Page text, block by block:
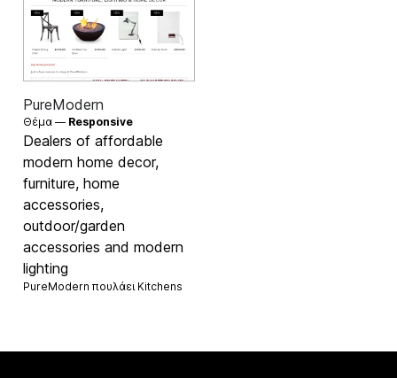
PureModern
Θέμα — Responsive
Dealers of affordable
modern home decor,
furniture, home
accessories,
outdoor/garden
accessories and modern
lighting
PureModern πουλάει Kitchens